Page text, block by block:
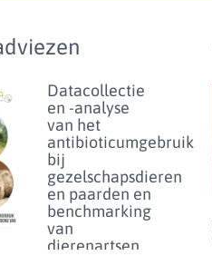
Datacollectie
en -analyse
van het
antibioticumgebruik
bij
gezelschapsdieren
en paarden en
benchmarking
van
dierenartsen